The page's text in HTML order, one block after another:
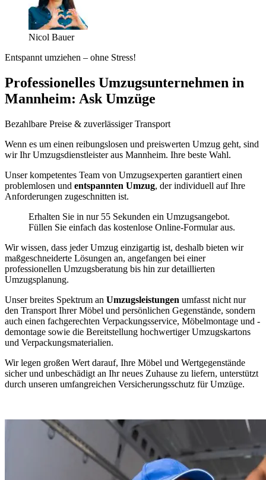
Nicol Bauer
Entspannt umziehen – ohne Stress!
Professionelles Umzugsunternehmen in
Mannheim: Ask Umzüge
Bezahlbare Preise & zuverlässiger Transport
Wenn es um einen reibungslosen und preiswerten Umzug geht, sind
wir Ihr Umzugsdienstleister aus Mannheim. Ihre beste Wahl.
Unser kompetentes Team von Umzugsexperten garantiert einen
problemlosen und entspannten Umzug, der individuell auf Ihre
Anforderungen zugeschnitten ist.
Erhalten Sie in nur 55 Sekunden ein Umzugsangebot.
Füllen Sie einfach das kostenlose Online-Formular aus.
Wir wissen, dass jeder Umzug einzigartig ist, deshalb bieten wir
maßgeschneiderte Lösungen an, angefangen bei einer
professionellen Umzugsberatung bis hin zur detaillierten
Umzugsplanung.
Unser breites Spektrum an Umzugsleistungen umfasst nicht nur
den Transport Ihrer Möbel und persönlichen Gegenstände, sondern
auch einen fachgerechten Verpackungsservice, Möbelmontage und -
demontage sowie die Bereitstellung hochwertiger Umzugskartons
und Verpackungsmaterialien.
Wir legen großen Wert darauf, Ihre Möbel und Wertgegenstände
sicher und unbeschädigt an Ihr neues Zuhause zu liefern, unterstützt
durch unseren umfangreichen Versicherungsschutz für Umzüge.